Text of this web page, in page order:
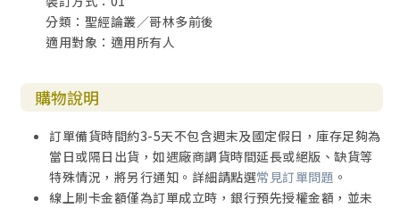
分類：聖經論叢／哥林多前後
適用對象：適用所有人
購物說明
訂單備貨時間約3-5天不包含週末及國定假日，庫存足夠為
當日或隔日出貨，如遇廠商調貨時間延長或絕版、缺貨等
特殊情況，將另行通知。詳細請點選常見訂單問題 。
線上刷卡金額僅為訂單成立時，銀行預先授權金額，並未